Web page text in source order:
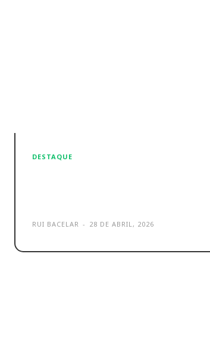
DESTAQUE
RUI BACELAR - 28 DE ABRIL, 2026